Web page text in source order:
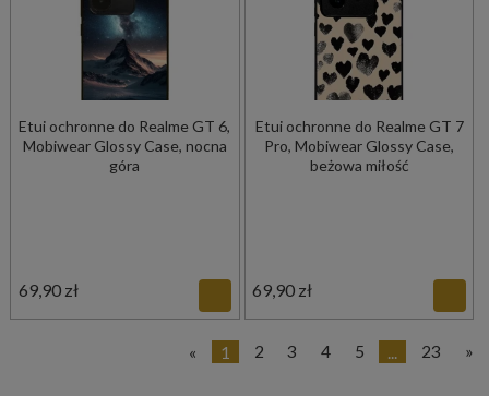
Etui ochronne do Realme GT 6,
Mobiwear Glossy Case, nocna
góra
69,90 zł
Etui ochronne do Realme GT 7
Pro, Mobiwear Glossy Case,
beżowa miłość
69,90 zł
« 1 2 3 4 5 ... 23 »